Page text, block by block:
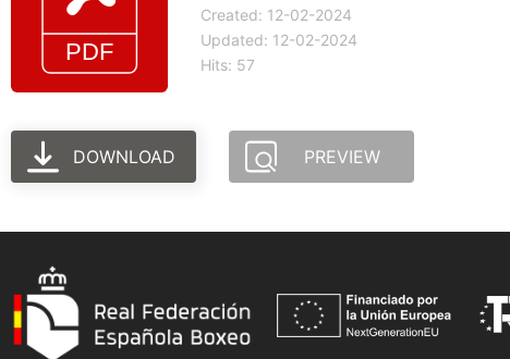
Created: 12-02-2024
Updated: 12-02-2024
Hits: 57
DOWNLOAD PREVIEW